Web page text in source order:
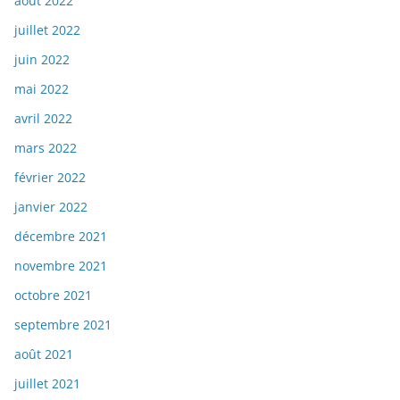
juillet 2022
juin 2022
mai 2022
avril 2022
mars 2022
février 2022
janvier 2022
décembre 2021
novembre 2021
octobre 2021
septembre 2021
août 2021
juillet 2021